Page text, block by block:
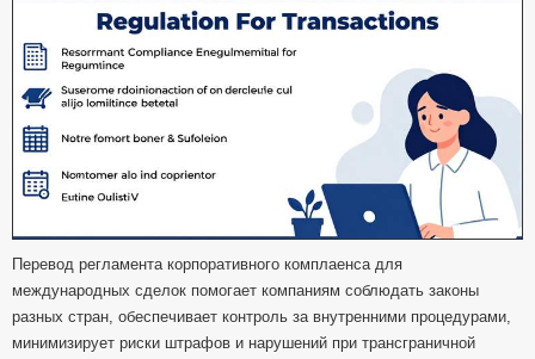
Перевод регламента корпоративного комплаенса для
международных сделок помогает компаниям соблюдать законы
разных стран, обеспечивает контроль за внутренними процедурами,
минимизирует риски штрафов и нарушений при трансграничной